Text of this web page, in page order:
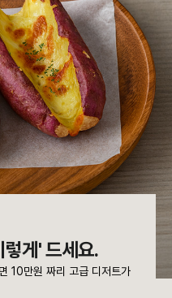
게' 드세요.
10만원 짜리 고급 디저트가